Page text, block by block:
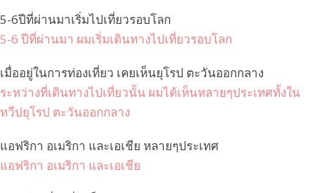
5-6ปีที่ผ่านมาเริ่มไปเที่ยวรอบโลก
5-6 ปีที่ผ่านมา ผมเริ่มเดินทางไปเที่ยวรอบโลก
เมื่ออยู่ในการท่องเที่ยว เคยเห็นยุโรป ตะวันออกกลาง
ระหว่างที่เดินทางไปเที่ยวนั้น ผมได้เห็นหลายๆประเทศทั้งใน
ทวีปยุโรป ตะวันออกกลาง
แอฟริกา อเมริกา และเอเชีย หลายๆประเทศ
แอฟริกา อเมริกา และเอเชีย